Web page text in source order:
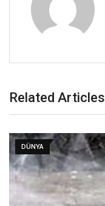
Related Articles
DÜNYA